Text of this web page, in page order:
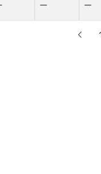
— —
— —
— —
— —